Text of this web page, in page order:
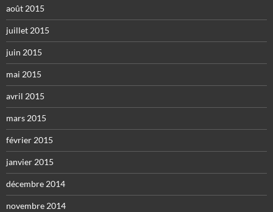
août 2015
juillet 2015
juin 2015
mai 2015
avril 2015
mars 2015
février 2015
janvier 2015
décembre 2014
novembre 2014